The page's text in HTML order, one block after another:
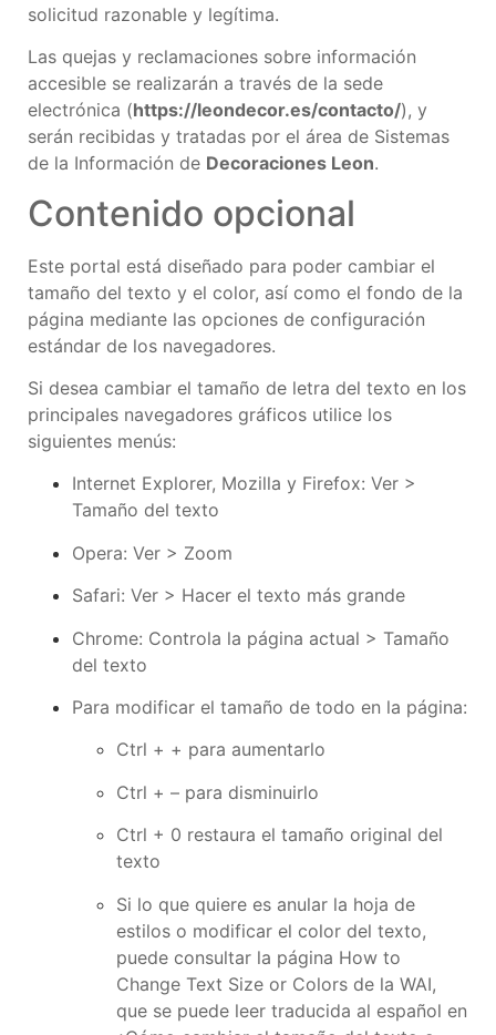
solicitud razonable y legítima.
Las quejas y reclamaciones sobre información
accesible se realizarán a través de la sede
electrónica (https://leondecor.es/contacto/), y
serán recibidas y tratadas por el área de Sistemas
de la Información de Decoraciones Leon.
Contenido opcional
Este portal está diseñado para poder cambiar el
tamaño del texto y el color, así como el fondo de la
página mediante las opciones de configuración
estándar de los navegadores.
Si desea cambiar el tamaño de letra del texto en los
principales navegadores gráficos utilice los
siguientes menús:
Internet Explorer, Mozilla y Firefox: Ver >
Tamaño del texto
Opera: Ver > Zoom
Safari: Ver > Hacer el texto más grande
Chrome: Controla la página actual > Tamaño
del texto
Para modificar el tamaño de todo en la página:
Ctrl + + para aumentarlo
Ctrl + – para disminuirlo
Ctrl + 0 restaura el tamaño original del
texto
Si lo que quiere es anular la hoja de
estilos o modificar el color del texto,
puede consultar la página How to
Change Text Size or Colors de la WAI,
que se puede leer traducida al español en